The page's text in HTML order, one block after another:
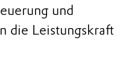
und
die Leistungskraft